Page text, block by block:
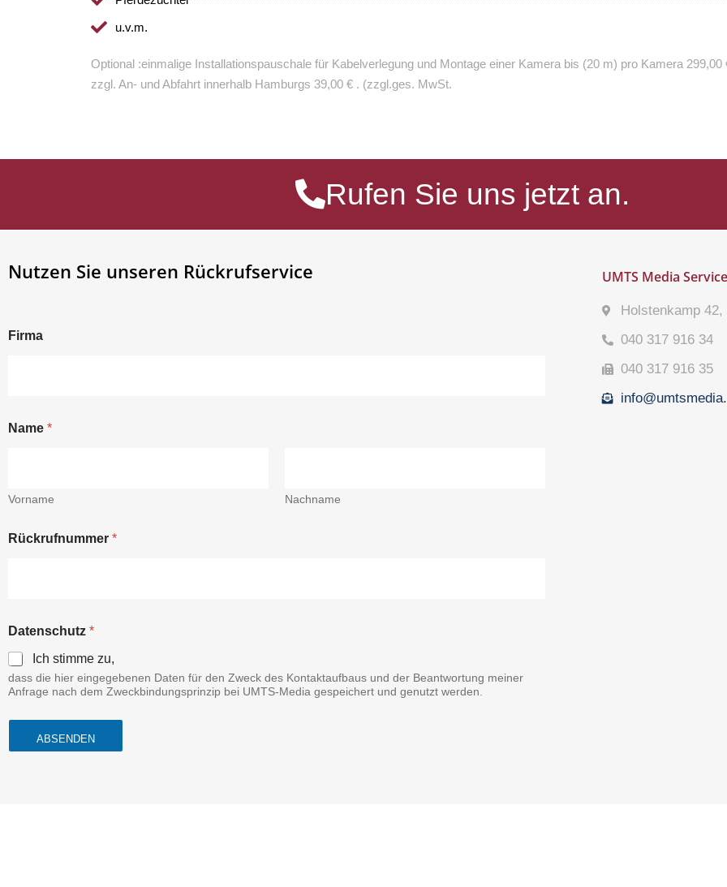
u.v.m.
Optional :einmalige Installationspauschale für Kabelverlegung und Montage einer Kamera bis (20 m) pro Kamera 299,00
zzgl. An- und Abfahrt innerhalb Hamburgs 39,00 € . (zzgl.ges. MwSt.
Rufen Sie uns jetzt an.
Nutzen Sie unseren Rückrufservice
Firma
Name *
Vorname Nachname
Rückrufnummer *
Datenschutz *
Ich stimme zu,
dass die hier eingegebenen Daten für den Zweck des Kontaktaufbaus und der Beantwortung meiner
Anfrage nach dem Zweckbindungsprinzip bei UMTS-Media gespeichert und genutzt werden.
ABSENDEN
UMTS Media
Holstenkamp
040 317 916 34
040 317 916 35